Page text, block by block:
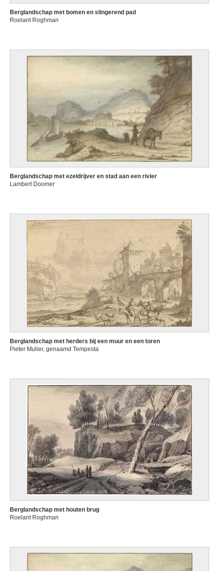
Berglandschap met bomen en slingerend pad
Roelant Roghman
Berglandschap met ezeldrijver en stad aan een rivier
Lambert Doomer
Berglandschap met herders bij een muur en een toren
Pieter Mulier, genaamd Tempesta
Berglandschap met houten brug
Roelant Roghman